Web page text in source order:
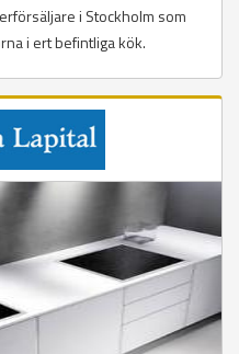
i Stockholm som
i ert befintliga kök.